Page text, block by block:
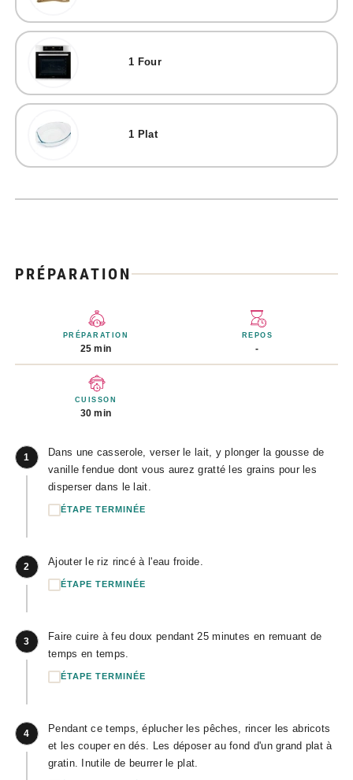
1 Four
1 Plat
PRÉPARATION
PRÉPARATION
25 min
REPOS
-
CUISSON
30 min
1
Dans une casserole, verser le lait, y plonger la gousse de
vanille fendue dont vous aurez gratté les grains pour les
disperser dans le lait.
ÉTAPE TERMINÉE
2 Ajouter le riz rincé à l'eau froide.
ÉTAPE TERMINÉE
3
Faire cuire à feu doux pendant 25 minutes en remuant de
temps en temps.
ÉTAPE TERMINÉE
4
Pendant ce temps, éplucher les pêches, rincer les abricots
et les couper en dés. Les déposer au fond d'un grand plat à
gratin. Inutile de beurrer le plat.